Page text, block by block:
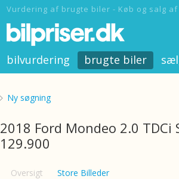
Vurdering af brugte biler - Køb og salg af
bilvurdering brugte biler
Ny søgning
2018 Ford Mondeo 2.0
129.900
Oversigt Store Billeder